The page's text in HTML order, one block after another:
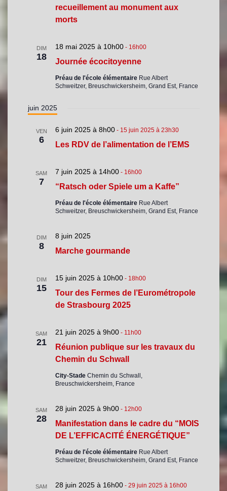
recueillement au monument aux
morts
DIM
18 Journée écocitoyenne
18 mai 2025 à 10h00- 16h00
Préau de l'école élémentaire Rue Albert
Schweitzer, Breuschwickersheim, Grand Est, France
juin 2025
VEN
6 Les RDV de l’alimentation de l’EMS
6 juin 2025 à 8h00- 15 juin 2025 à 23h30
SAM
7 “Ratsch oder Spiele um a Kaffe”
7 juin 2025 à 14h00- 16h00
Préau de l'école élémentaire Rue Albert
Schweitzer, Breuschwickersheim, Grand Est, France
DIM
8 Marche gourmande
8 juin 2025
DIM
15
Tour des Fermes de l’Eurométropole
de Strasbourg 2025
15 juin 2025 à 10h00- 18h00
SAM
21
Réunion publique sur les travaux du
Chemin du Schwall
21 juin 2025 à 9h00- 11h00
City-Stade Chemin du Schwall,
Breuschwickersheim, France
SAM
28
Manifestation dans le cadre du “MOIS
DE L’EFFICACITÉ ÉNERGÉTIQUE”
28 juin 2025 à 9h00- 12h00
Préau de l'école élémentaire Rue Albert
Schweitzer, Breuschwickersheim, Grand Est, France
SAM 28 juin 2025 à 16h00- 29 juin 2025 à 16h00